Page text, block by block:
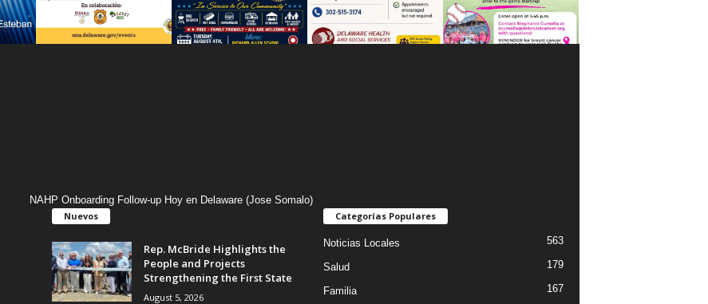
NAHP Onboarding Follow-up Hoy en Delaware (Jose Somalo)
Nuevos
Rep. McBride Highlights the
People and Projects
Strengthening the First State
August 5, 2026
Categorías Populares
Noticias Locales 563
Salud 179
Familia 167